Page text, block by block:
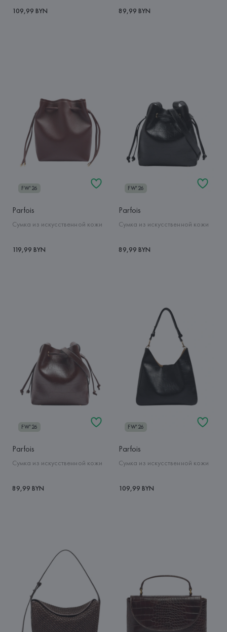
109,99 BYN 89,99 BYN
FW'26
Parfois
Сумка из искусственной кожи
119,99 BYN
FW'26
Parfois
Сумка из искусственной кожи
89,99 BYN
FW'26
Parfois
Сумка из искусственной кожи
89,99 BYN
FW'26
Parfois
Сумка из искусственной кожи
109,99 BYN